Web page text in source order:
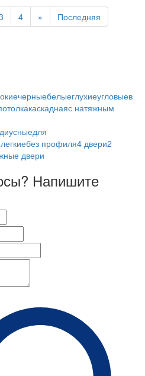
4 » Последняя
черныебелыеглухиеугловыев
каскаднаяс натяжным
для
легкиебез профиля4 двери2
двери
Напишите